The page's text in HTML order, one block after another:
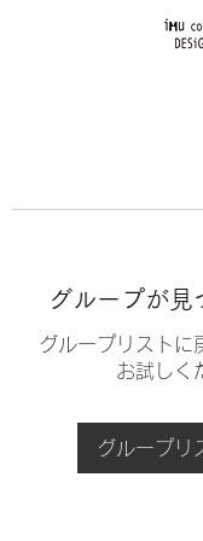
グループが見
グループリストに
お試しく
グループリ